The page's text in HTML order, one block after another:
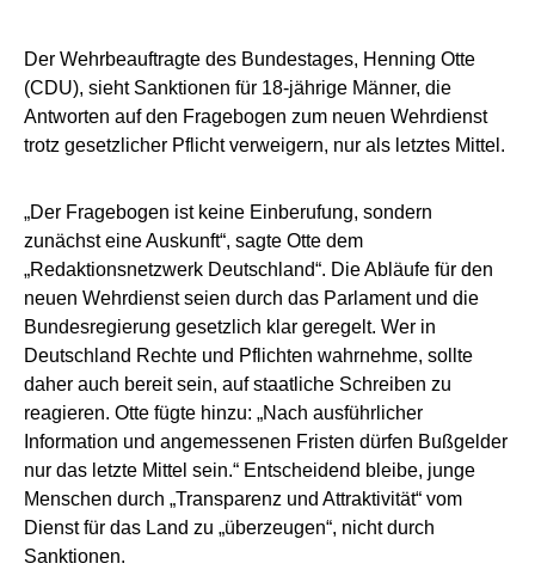
Der Wehrbeauftragte des Bundestages, Henning Otte
(CDU), sieht Sanktionen für 18-jährige Männer, die
Antworten auf den Fragebogen zum neuen Wehrdienst
trotz gesetzlicher Pflicht verweigern, nur als letztes Mittel.
„Der Fragebogen ist keine Einberufung, sondern
zunächst eine Auskunft“, sagte Otte dem
„Redaktionsnetzwerk Deutschland“. Die Abläufe für den
neuen Wehrdienst seien durch das Parlament und die
Bundesregierung gesetzlich klar geregelt. Wer in
Deutschland Rechte und Pflichten wahrnehme, sollte
daher auch bereit sein, auf staatliche Schreiben zu
reagieren. Otte fügte hinzu: „Nach ausführlicher
Information und angemessenen Fristen dürfen Bußgelder
nur das letzte Mittel sein.“ Entscheidend bleibe, junge
Menschen durch „Transparenz und Attraktivität“ vom
Dienst für das Land zu „überzeugen“, nicht durch
Sanktionen.